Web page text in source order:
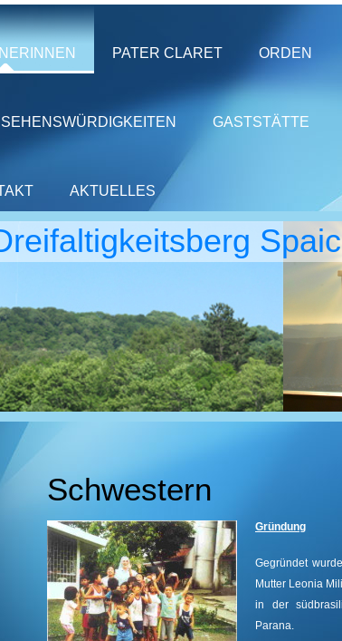
PATER CLARET ORDEN
SEHENSWÜRDIGKEITEN GASTSTÄTTE
AKTUELLES
Schwestern
Gründung
Gegründet
Mutter Leonia
in der
Parana.